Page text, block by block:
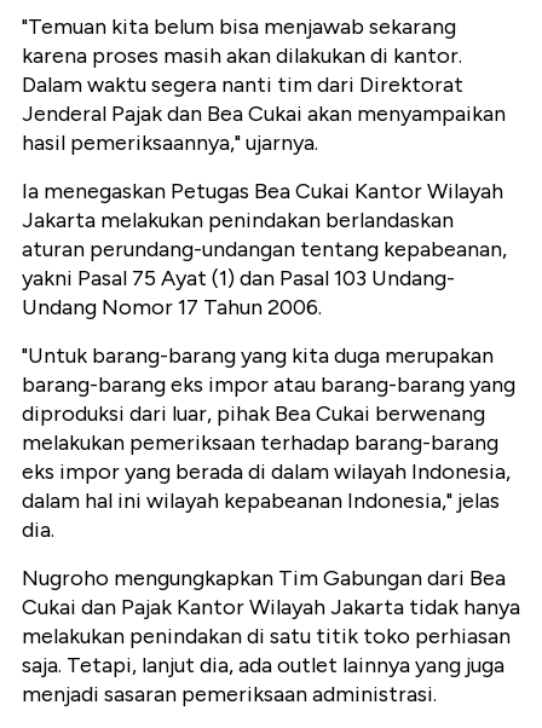
"Temuan kita belum bisa menjawab sekarang
karena proses masih akan dilakukan di kantor.
Dalam waktu segera nanti tim dari Direktorat
Jenderal Pajak dan Bea Cukai akan menyampaikan
hasil pemeriksaannya," ujarnya.
Ia menegaskan Petugas Bea Cukai Kantor Wilayah
Jakarta melakukan penindakan berlandaskan
aturan perundang-undangan tentang kepabeanan,
yakni Pasal 75 Ayat (1) dan Pasal 103 Undang-
Undang Nomor 17 Tahun 2006.
"Untuk barang-barang yang kita duga merupakan
barang-barang eks impor atau barang-barang yang
diproduksi dari luar, pihak Bea Cukai berwenang
melakukan pemeriksaan terhadap barang-barang
eks impor yang berada di dalam wilayah Indonesia,
dalam hal ini wilayah kepabeanan Indonesia," jelas
dia.
Nugroho mengungkapkan Tim Gabungan dari Bea
Cukai dan Pajak Kantor Wilayah Jakarta tidak hanya
melakukan penindakan di satu titik toko perhiasan
saja. Tetapi, lanjut dia, ada outlet lainnya yang juga
menjadi sasaran pemeriksaan administrasi.